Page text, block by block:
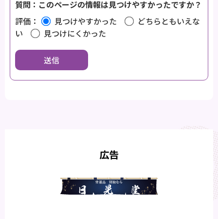
質問：このページの情報は見つけやすかったですか？
評価：
見つけやすかった
どちらともいえな
い
見つけにくかった
広告